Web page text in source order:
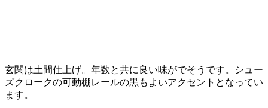
玄関は土間仕上げ。年数と共に良い味がでそうです。シュー
ズクロークの可動棚レールの黒もよいアクセントとなってい
ます。